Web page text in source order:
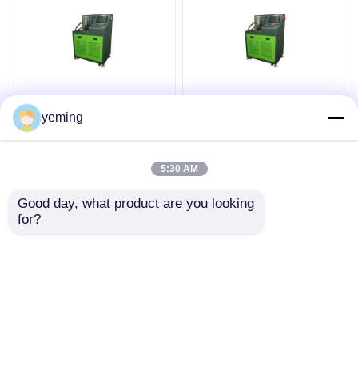
màn hình cảm ứng, in
yeming
5:30 AM
Good day, what product are you looking
for?